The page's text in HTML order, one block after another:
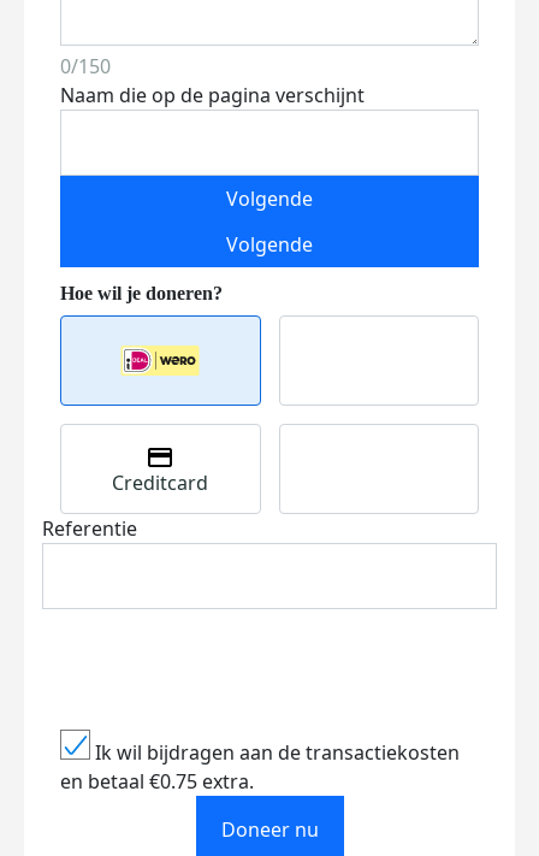
0/150
Naam die op de pagina verschijnt
Volgende
Volgende
Creditcard
Referentie
Ik wil bijdragen aan de transactiekosten
en betaal €0.75 extra.
Doneer nu